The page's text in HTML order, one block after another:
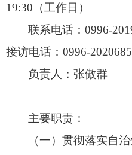
19:30（工作日）
联系电话：0996-
接访电话：0996-2020685
负责人：张傲群
主要职责：
（一）贯彻落实自治